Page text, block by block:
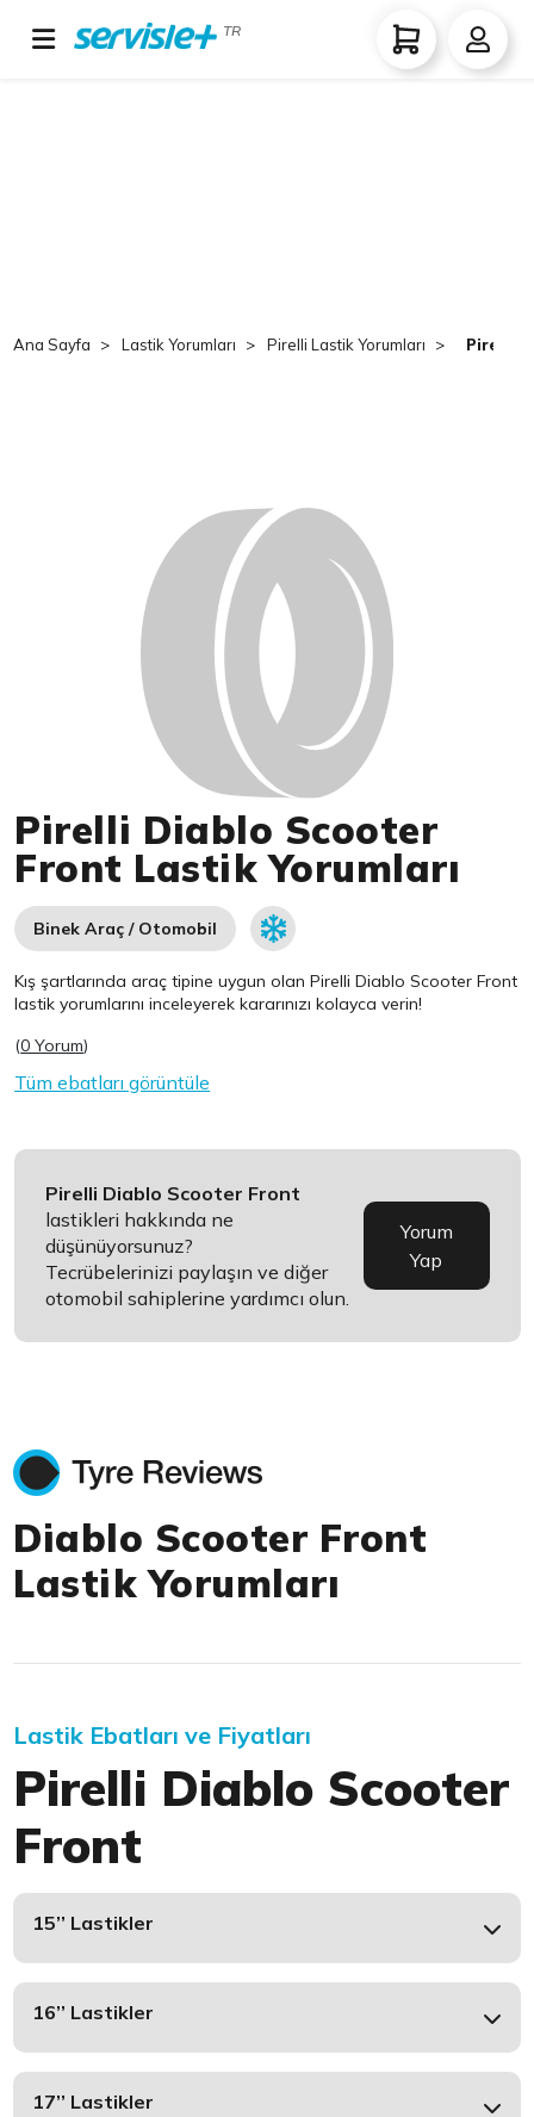
TR
Ana Sayfa Lastik Yorumları Pirelli Lastik Yorumları Pirelli
Pirelli Diablo Scooter
Front Lastik Yorumları
Binek Araç / Otomobil
Kış şartlarında araç tipine uygun olanPirelli Diablo Scooter Front
lastik yorumlarını inceleyerek kararınızı kolayca verin!
(0 Yorum)
Tüm ebatları görüntüle
Pirelli Diablo Scooter Front
lastikleri hakkında ne
düşünüyorsunuz?
Tecrübelerinizi paylaşın ve diğer
otomobil sahiplerine yardımcı olun.
Yorum
Yap
Diablo Scooter Front
Lastik Yorumları
Lastik Ebatları ve Fiyatları
Pirelli Diablo Scooter
Front
15’’ Lastikler
16’’ Lastikler
17’’ Lastikler